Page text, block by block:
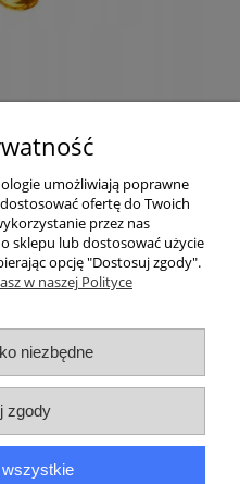
dostawa
umożliwiają poprawne
ofertę do Twoich
przez nas
sklepu lub dostosować użycie
opcję "Dostosuj zgody".
w naszej Polityce
niezbędne
zgody